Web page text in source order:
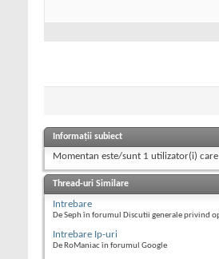
Informații subiect
Momentan este/sunt 1 utilizator(i)
Thread-uri Similare
Intrebare
De Seph în forumul Discutii generale privind
Intrebare Ip-uri
De RoManiac în forumul Google